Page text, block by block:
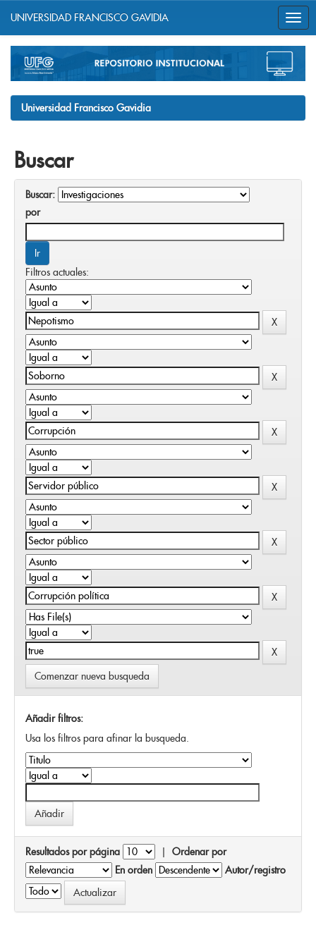
navigation
UNIVERSIDAD FRANCISCO GAVIDIA
Universidad Francisco Gavidia
Buscar
Buscar:
por
Filtros actuales:
Comenzar nueva busqueda
Añadir filtros:
Usa los filtros para afinar la busqueda.
Resultados por página | Ordenar por
En orden
Autor/registro